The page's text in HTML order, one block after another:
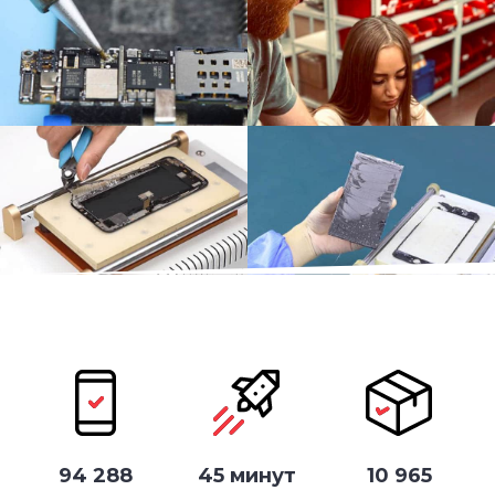
94 288 45 минут 10 965